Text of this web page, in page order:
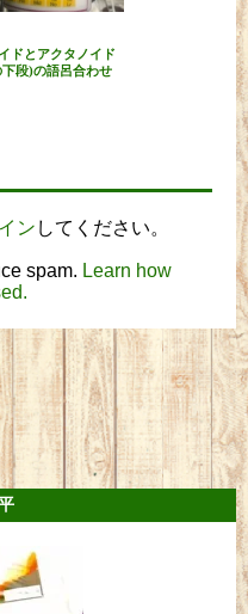
ドとアクタノイド
段)の語呂合わせ
ン してください。
spam. Learn how